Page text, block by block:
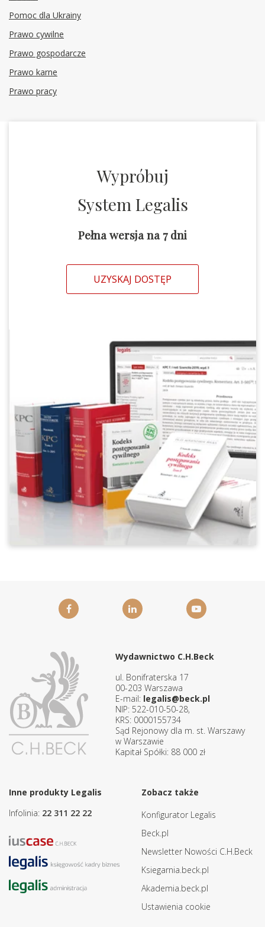
Pomoc dla Ukrainy
Prawo cywilne
Prawo gospodarcze
Prawo karne
Prawo pracy
Wypróbuj
System Legalis
Pełna wersja na 7 dni
UZYSKAJ DOSTĘP
Wydawnictwo C.H.Beck
ul. Bonifraterska 17
00-203 Warszawa
E-mail: legalis@beck.pl
NIP: 522-010-50-28,
KRS: 0000155734
Sąd Rejonowy dla m. st. Warszawy
w Warszawie
Kapitał Spółki: 88 000 zł
Inne produkty Legalis
Infolinia: 22 311 22 22
Zobacz także
Konfigurator Legalis
Beck.pl
Newsletter Nowości C.H.Beck
Ksiegarnia.beck.pl
Akademia.beck.pl
Ustawienia cookie